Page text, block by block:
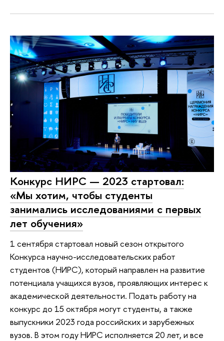
Конкурс НИРС — 2023 стартовал:
«Мы хотим, чтобы студенты
занимались исследованиями с первых
лет обучения»
1 сентября стартовал новый сезон открытого
Конкурса научно-исследовательских работ
студентов (НИРС), который направлен на развитие
потенциала учащихся вузов, проявляющих интерес к
академической деятельности. Подать работу на
конкурс до 15 октября могут студенты, а также
выпускники 2023 года российских и зарубежных
вузов. В этом году НИРС исполняется 20 лет, и все